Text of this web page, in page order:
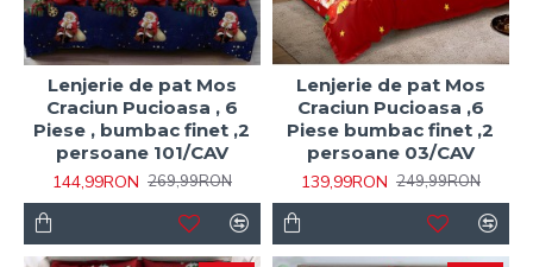
Lenjerie de pat Mos
Craciun Pucioasa , 6
Piese , bumbac finet ,2
persoane 101/CAV
144,99RON 269,99RON
Lenjerie de pat Mos
Craciun Pucioasa ,6
Piese bumbac finet ,2
persoane 03/CAV
139,99RON 249,99RON